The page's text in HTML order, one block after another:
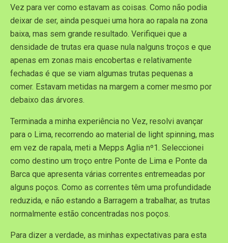
Vez para ver como estavam as coisas. Como não podia
deixar de ser, ainda pesquei uma hora ao rapala na zona
baixa, mas sem grande resultado. Verifiquei que a
densidade de trutas era quase nula nalguns troços e que
apenas em zonas mais encobertas e relativamente
fechadas é que se viam algumas trutas pequenas a
comer. Estavam metidas na margem a comer mesmo por
debaixo das árvores.
Terminada a minha experiência no Vez, resolvi avançar
para o Lima, recorrendo ao material de light spinning, mas
em vez de rapala, meti a Mepps Aglia nº1. Seleccionei
como destino um troço entre Ponte de Lima e Ponte da
Barca que apresenta várias correntes entremeadas por
alguns poços. Como as correntes têm uma profundidade
reduzida, e não estando a Barragem a trabalhar, as trutas
normalmente estão concentradas nos poços.
Para dizer a verdade, as minhas expectativas para esta